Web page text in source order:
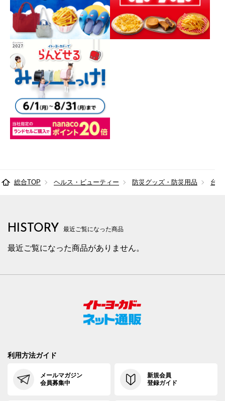
総合TOP ヘルス・ビューティー 防災グッズ・防災用品 台
HISTORY 最近ご覧になった商品
最近ご覧になった商品がありません。
利用方法ガイド
メールマガジン
会員募集中
新規会員
登録ガイド